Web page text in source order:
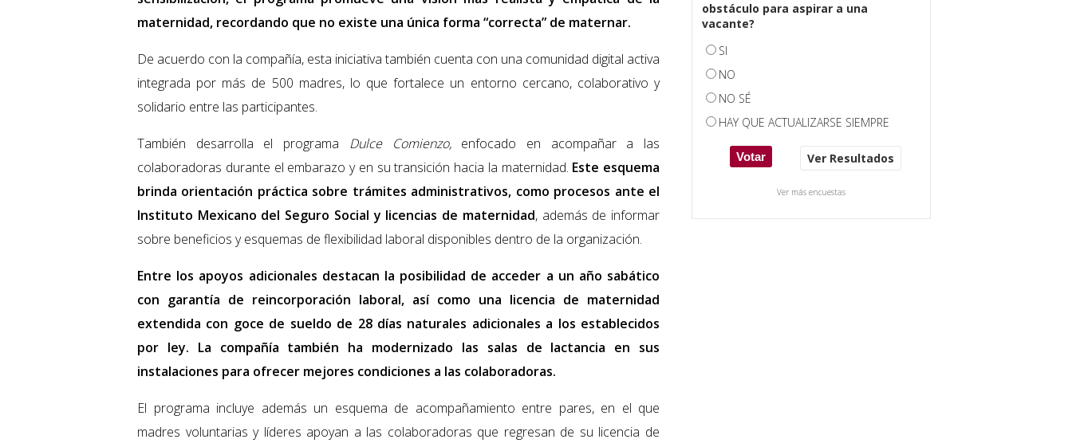
maternidad, recordando que no existe una única forma “correcta” de maternar.
De acuerdo con la compañía, esta iniciativa también cuenta con una comunidad digital activa
integrada por más de 500 madres, lo que fortalece un entorno cercano, colaborativo y
solidario entre las participantes.
También desarrolla el programa Dulce Comienzo, enfocado en acompañar a las
colaboradoras durante el embarazo y en su transición hacia la maternidad. Este esquema
brinda orientación práctica sobre trámites administrativos, como procesos ante el
Instituto Mexicano del Seguro Social y licencias de maternidad, además de informar
sobre beneficios y esquemas de flexibilidad laboral disponibles dentro de la organización.
Entre los apoyos adicionales destacan la posibilidad de acceder a un año sabático
con garantía de reincorporación laboral, así como una licencia de maternidad
extendida con goce de sueldo de 28 días naturales adicionales a los establecidos
por ley. La compañía también ha modernizado las salas de lactancia en sus
instalaciones para ofrecer mejores condiciones a las colaboradoras.
El programa incluye además un esquema de acompañamiento entre pares, en el que
madres voluntarias y líderes apoyan a las colaboradoras que regresan de su licencia de
obstáculo para aspirar a una
vacante?
SI
NO
NO SÉ
HAY QUE ACTUALIZARSE SIEMPRE
Ver Resultados
Ver más encuestas